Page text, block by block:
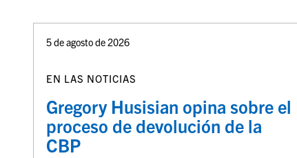
5 de agosto de 2026
EN LAS NOTICIAS
Gregory Husisian opina sobre el
proceso de devolución de la
CBP